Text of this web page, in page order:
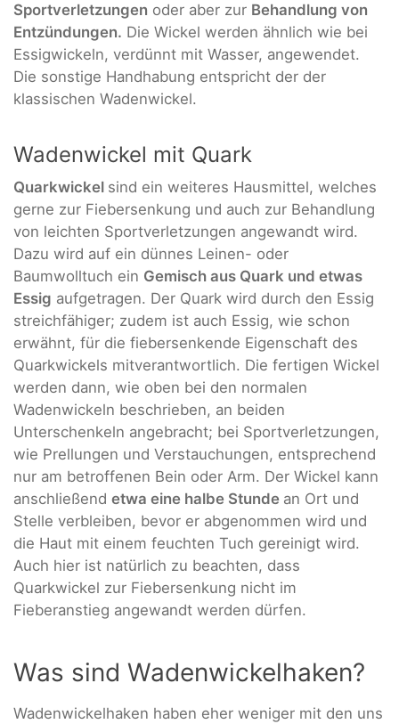
Sportverletzungen oder aber zur Behandlung von
Entzündungen. Die Wickel werden ähnlich wie bei
Essigwickeln, verdünnt mit Wasser, angewendet.
Die sonstige Handhabung entspricht der der
klassischen Wadenwickel.
Wadenwickel mit Quark
Quarkwickel sind ein weiteres Hausmittel, welches
gerne zur Fiebersenkung und auch zur Behandlung
von leichten Sportverletzungen angewandt wird.
Dazu wird auf ein dünnes Leinen- oder
Baumwolltuch ein Gemisch aus Quark und etwas
Essig aufgetragen. Der Quark wird durch den Essig
streichfähiger; zudem ist auch Essig, wie schon
erwähnt, für die fiebersenkende Eigenschaft des
Quarkwickels mitverantwortlich. Die fertigen Wickel
werden dann, wie oben bei den normalen
Wadenwickeln beschrieben, an beiden
Unterschenkeln angebracht; bei Sportverletzungen,
wie Prellungen und Verstauchungen, entsprechend
nur am betroffenen Bein oder Arm. Der Wickel kann
anschließend etwa eine halbe Stunde an Ort und
Stelle verbleiben, bevor er abgenommen wird und
die Haut mit einem feuchten Tuch gereinigt wird.
Auch hier ist natürlich zu beachten, dass
Quarkwickel zur Fiebersenkung nicht im
Fieberanstieg angewandt werden dürfen.
Was sind Wadenwickelhaken?
Wadenwickelhaken haben eher weniger mit den uns